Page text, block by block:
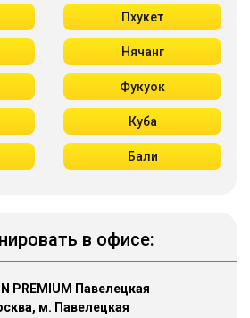
Пхукет
Нячанг
Фукуок
Куба
Бали
в офисе:
PREMIUM Павелецкая
м. Павелецкая